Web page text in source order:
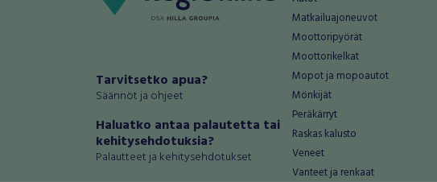
Tarvitsetko apua?
Säännöt ja ohjeet
Haluatko antaa palautetta tai
kehitysehdotuksia?
Palautteet ja kehitysehdotukset
Matkailuajoneuvot
Moottoripyörät
Moottorikelkat
Mopot ja mopoautot
Mönkijät
Peräkärryt
Raskas kalusto
Veneet
Vanteet ja renkaat